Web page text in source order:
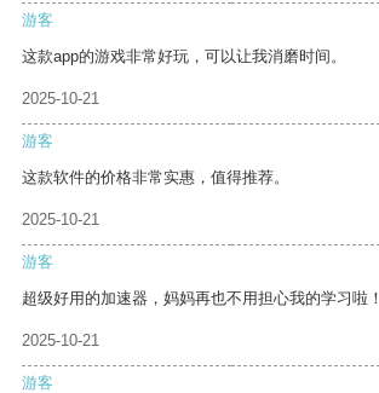
游客
这款app的游戏非常好玩，可以让我消磨时间。
2025-10-21
游客
这款软件的价格非常实惠，值得推荐。
2025-10-21
游客
超级好用的加速器，妈妈再也不用担心我的学习啦！
2025-10-21
游客